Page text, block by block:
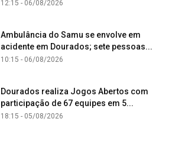
12:15 - 06/08/2026
Ambulância do Samu se envolve em
acidente em Dourados; sete pessoas...
10:15 - 06/08/2026
Dourados realiza Jogos Abertos com
participação de 67 equipes em 5...
18:15 - 05/08/2026